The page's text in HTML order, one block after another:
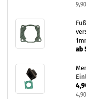
ab